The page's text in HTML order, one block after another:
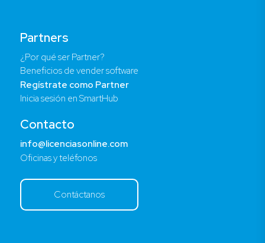
Partners
¿Por qué ser Partner?
Beneficios de vender software
Regístrate como Partner
Inicia sesión en SmartHub
Contacto
info@licenciasonline.com
Oficinas y teléfonos
Contáctanos